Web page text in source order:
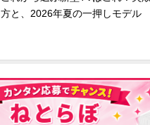
方と、2026年夏の一押しモデル